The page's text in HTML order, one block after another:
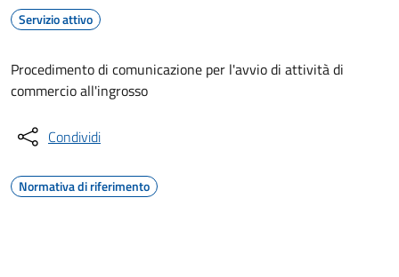
Servizio attivo
Procedimento di comunicazione per l'avvio di attività di
commercio all'ingrosso
Condividi
Normativa di riferimento